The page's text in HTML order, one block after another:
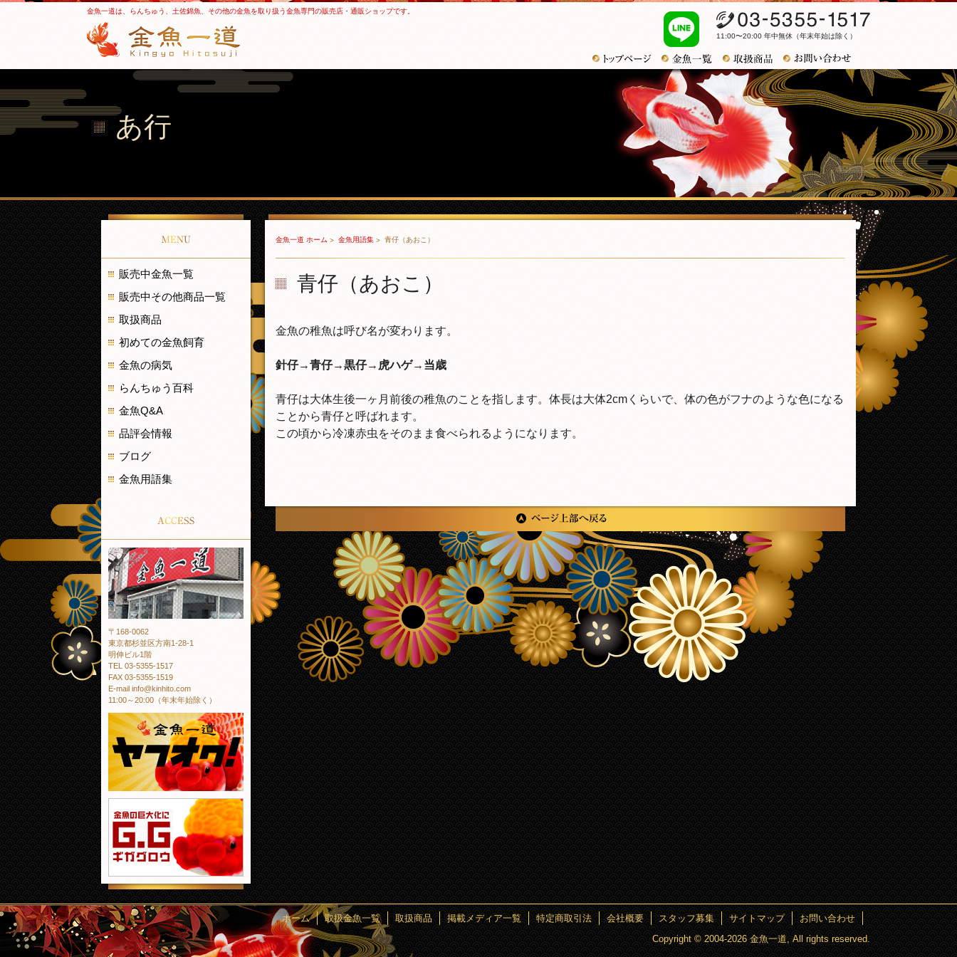
金魚一道は、らんちゅう、土佐錦魚、その他の金魚を取り扱う金魚専門の販売店・通販ショップです。
11:00〜20:00 年中無休（年末年始は除く）
トップページ 金魚一覧 取扱商品
あ行
金魚一道 ホーム 金魚用語集 青仔（あおこ）
青仔（あおこ）
金魚の稚魚は呼び名が変わります。
針仔→青仔→黒仔→虎ハゲ→当歳
青仔は大体生後一ヶ月前後の稚魚のことを指します。体長は大体2cmくらいで、体の色がフナのような色になる
ことから青仔と呼ばれます。
この頃から冷凍赤虫をそのまま食べられるようになります。
MENU
販売中金魚一覧
販売中その他商品一覧
取扱商品
初めての金魚飼育
金魚の病気
らんちゅう百科
金魚Q&A
品評会情報
ブログ
金魚用語集
ACCESS
〒168-0062
東京都杉並区方南1-28-1
明伸ビル1階
TEL 03-5355-1517
FAX 03-5355-1519
E-mail info@kinhito.com
11:00～20:00（年末年始除く）
ホーム 取扱金魚一覧 取扱商品 掲載メディア一覧 特定商取引法 会社概要 スタッフ募集 サイトマップ
お問い合わせ
Copyright © 2004-2026 金魚一道, All rights reserved.